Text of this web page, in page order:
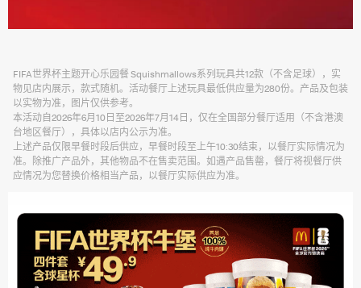
FIFA世界杯主题开心乐园餐 Squishmallows系列玩具共12款（不含足球），实
物见店内展示，款式随机。活动餐厅上述玩具最低供应量为280份。产品及包装
以实物为准，图片仅供参考。
本活动自2026年6月10日至2026年7月14日，仅在全国部分餐厅适用（不含港澳
台地区餐厅），具体以店内公示为准。
上述产品仅限早餐时段后供应，早餐时段至上午10:30结束，以餐厅实际情况为
准。除推广产品外，其他物品不在售卖范围。如遇产品售罄，餐厅将视餐厅供
应情况为您替换价格相当产品，以餐厅实际供应为准。
0205（麦当劳顾客关怀热线）询问（工作时间：每天上午9:00至下午18:00）。